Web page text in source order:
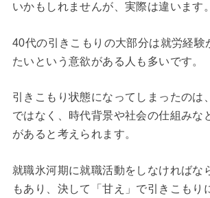
いかもしれませんが、実際は違います。
40代の引きこもりの大部分は就労経験
たいという意欲がある人も多いです。
引きこもり状態になってしまったのは
ではなく、時代背景や社会の仕組みな
があると考えられます。
就職氷河期に就職活動をしなければな
もあり、決して「甘え」で引きこもり